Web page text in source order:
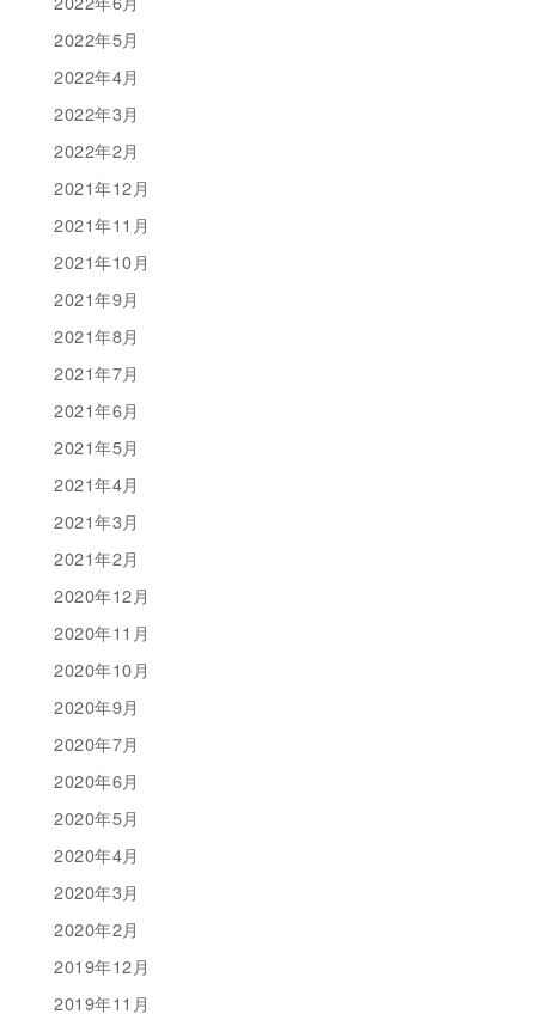
2022年5月
2022年4月
2022年3月
2022年2月
2021年12月
2021年11月
2021年10月
2021年9月
2021年8月
2021年7月
2021年6月
2021年5月
2021年4月
2021年3月
2021年2月
2020年12月
2020年11月
2020年10月
2020年9月
2020年7月
2020年6月
2020年5月
2020年4月
2020年3月
2020年2月
2019年12月
2019年11月